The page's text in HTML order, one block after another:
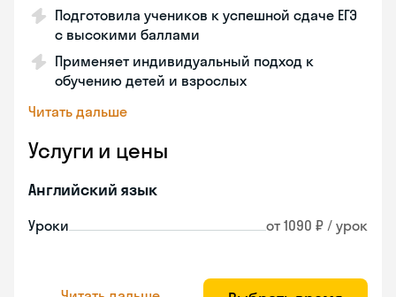
Подготовила учеников к успешной сдаче ЕГЭ
с высокими баллами
Применяет индивидуальный подход к
обучению детей и взрослых
Читать дальше
Услуги и цены
Английский язык
Уроки от 1090 ₽ / урок